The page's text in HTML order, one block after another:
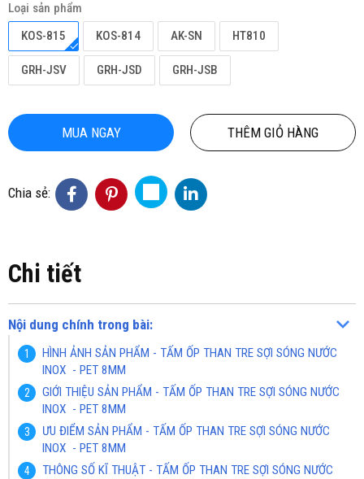
Loại sản phẩm
KOS-815
KOS-814 AK-SN HT810
GRH-JSV GRH-JSD GRH-JSB
MUA NGAY THÊM GIỎ HÀNG
Chia sẻ:
Chi tiết
Nội dung chính trong bài:
HÌNH ẢNH SẢN PHẨM - TẤM ỐP THAN TRE SỢI SÓNG NƯỚC
INOX - PET 8MM
GIỚI THIỆU SẢN PHẨM - TẤM ỐP THAN TRE SỢI SÓNG NƯỚC
INOX - PET 8MM
ƯU ĐIỂM SẢN PHẨM - TẤM ỐP THAN TRE SỢI SÓNG NƯỚC
INOX - PET 8MM
THÔNG SỐ KĨ THUẬT - TẤM ỐP THAN TRE SỢI SÓNG NƯỚC